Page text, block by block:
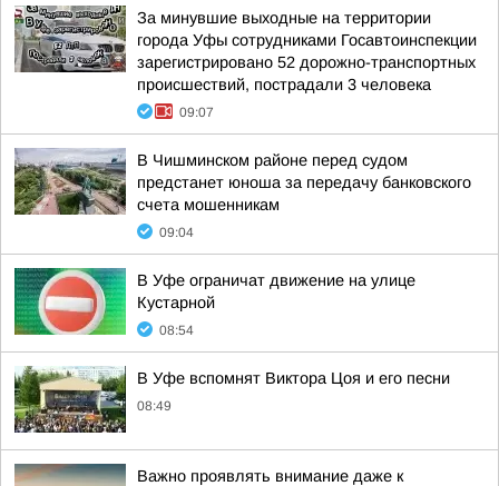
За минувшие выходные на территории
города Уфы сотрудниками Госавтоинспекции
зарегистрировано 52 дорожно-транспортных
происшествий, пострадали 3 человека
09:07
В Чишминском районе перед судом
предстанет юноша за передачу банковского
счета мошенникам
09:04
В Уфе ограничат движение на улице
Кустарной
08:54
В Уфе вспомнят Виктора Цоя и его песни
08:49
Важно проявлять внимание даже к